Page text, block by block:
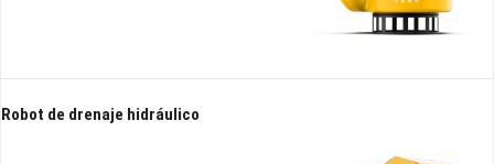
Robot de drenaje hidráulico